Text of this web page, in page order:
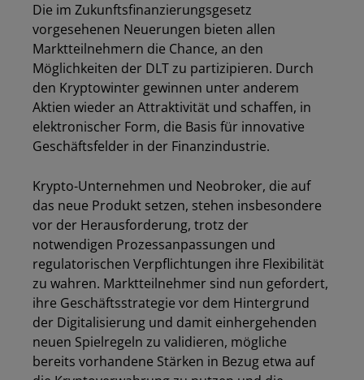
Die im Zukunftsfinanzierungsgesetz
vorgesehenen Neuerungen bieten allen
Marktteilnehmern die Chance, an den
Möglichkeiten der DLT zu partizipieren. Durch
den Kryptowinter gewinnen unter anderem
Aktien wieder an Attraktivität und schaffen, in
elektronischer Form, die Basis für innovative
Geschäftsfelder in der Finanzindustrie.
Krypto-Unternehmen und Neobroker, die auf
das neue Produkt setzen, stehen insbesondere
vor der Herausforderung, trotz der
notwendigen Prozessanpassungen und
regulatorischen Verpflichtungen ihre Flexibilität
zu wahren. Marktteilnehmer sind nun gefordert,
ihre Geschäftsstrategie vor dem Hintergrund
der Digitalisierung und damit einhergehenden
neuen Spielregeln zu validieren, mögliche
bereits vorhandene Stärken in Bezug etwa auf